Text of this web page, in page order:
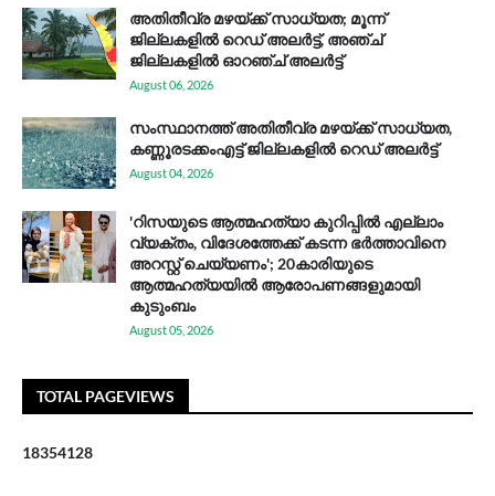
അതിതീവ്ര മഴയ്ക്ക് സാധ്യത; മൂന്ന്
ജില്ലകളിൽ റെഡ് അലർട്ട്, അഞ്ച്
ജില്ലകളിൽ ഓറഞ്ച് അലർട്ട്
August 06, 2026
സം​സ്ഥാ​ന​ത്ത് അ​തി​തീ​വ്ര മ​ഴ​യ്ക്ക് സാ​ധ്യ​ത,
കണ്ണൂരടക്കംഎ​ട്ട് ജി​ല്ല​ക​ളി​ൽ റെ​ഡ് അ​ലർ​ട്ട്
August 04, 2026
'റിസയുടെ ആത്മഹത്യാ കുറിപ്പിൽ എല്ലാം
വ്യക്തം, വിദേശത്തേക്ക് കടന്ന ഭർത്താവിനെ
അറസ്റ്റ് ചെയ്യണം'; 20കാരിയുടെ
ആത്മഹത്യയിൽ ആരോപണങ്ങളുമായി
കുടുംബം
August 05, 2026
TOTAL PAGEVIEWS
18354128